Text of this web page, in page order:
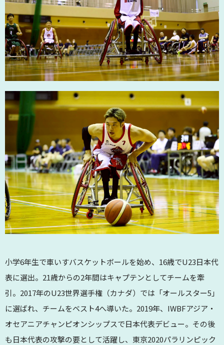
小学6年生で車いすバスケットボールを始め、16歳でU23日本代
表に選出。21歳からの2年間はキャプテンとしてチームを牽
引。2017年のU23世界選手権（カナダ）では「オールスター5」
に選ばれ、チームをベスト4へ導いた。2019年、IWBFアジア・
オセアニアチャンピオンシップスで日本代表デビュー。その後
も日本代表の攻撃の要として活躍し、東京2020パラリンピック